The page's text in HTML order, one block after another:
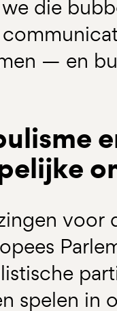
die
— en
voor
spelen in